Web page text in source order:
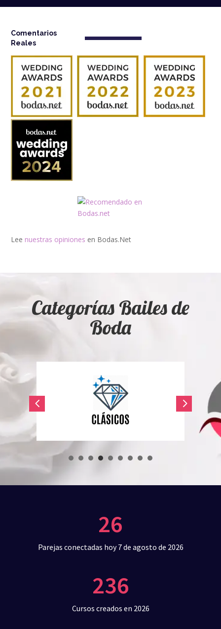
Comentarios
Reales
Lee nuestras opiniones en Bodas.Net
Categorías Bailes de
Boda
4 5
26
Parejas conectadas hoy 7 de agosto de 2026
236
Cursos creados en 2026